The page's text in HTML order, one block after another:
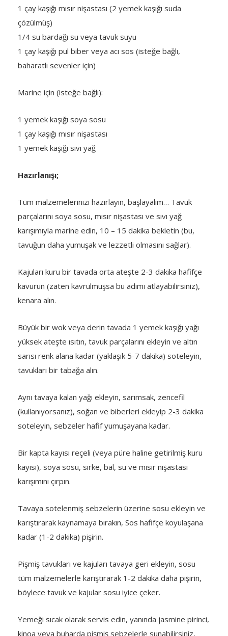
1 çay kaşığı mısır nişastası (2 yemek kaşığı suda
çözülmüş)
1/4 su bardağı su veya tavuk suyu
1 çay kaşığı pul biber veya acı sos (isteğe bağlı,
baharatlı sevenler için)
Marine için (isteğe bağlı):
1 yemek kaşığı soya sosu
1 çay kaşığı mısır nişastası
1 yemek kaşığı sıvı yağ
Hazırlanışı;
Tüm malzemelerinizi hazırlayın, başlayalım… Tavuk
parçalarını soya sosu, mısır nişastası ve sıvı yağ
karışımıyla marine edin, 10 – 15 dakika bekletin (bu,
tavuğun daha yumuşak ve lezzetli olmasını sağlar).
Kajuları kuru bir tavada orta ateşte 2-3 dakika hafifçe
kavurun (zaten kavrulmuşsa bu adımı atlayabilirsiniz),
kenara alın.
Büyük bir wok veya derin tavada 1 yemek kaşığı yağı
yüksek ateşte ısıtın, tavuk parçalarını ekleyin ve altın
sarısı renk alana kadar (yaklaşık 5-7 dakika) soteleyin,
tavukları bir tabağa alın.
Aynı tavaya kalan yağı ekleyin, sarımsak, zencefil
(kullanıyorsanız), soğan ve biberleri ekleyip 2-3 dakika
soteleyin, sebzeler hafif yumuşayana kadar.
Bir kapta kayısı reçeli (veya püre haline getirilmiş kuru
kayısı), soya sosu, sirke, bal, su ve mısır nişastası
karışımını çırpın.
Tavaya sotelenmiş sebzelerin üzerine sosu ekleyin ve
karıştırarak kaynamaya bırakın, Sos hafifçe koyulaşana
kadar (1-2 dakika) pişirin.
Pişmiş tavukları ve kajuları tavaya geri ekleyin, sosu
tüm malzemelerle karıştırarak 1-2 dakika daha pişirin,
böylece tavuk ve kajular sosu iyice çeker.
Yemeği sıcak olarak servis edin, yanında jasmine pirinci,
kinoa veya buharda pişmiş sebzelerle sunabilirsiniz,